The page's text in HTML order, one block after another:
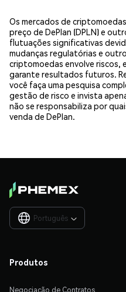
Os mercados de
preço de DePlan (DPLN) e
flutuações significativas
mudanças regulatórias e
criptomoedas envolve riscos,
garante resultados futuros.
você faça uma pesquisa
gestão de risco e invista
não se responsabiliza por
venda de DePlan.
Português 
Produtos
Negociação de Contratos